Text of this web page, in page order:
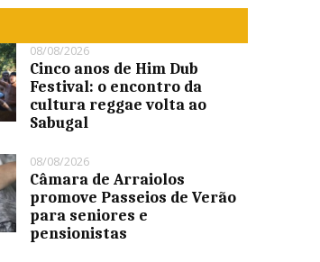
08/08/2026
Cinco anos de Him Dub
Festival: o encontro da
cultura reggae volta ao
Sabugal
08/08/2026
Câmara de Arraiolos
promove Passeios de Verão
para seniores e
pensionistas